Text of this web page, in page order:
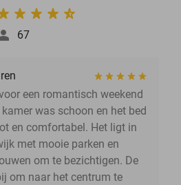
67
een romantisch weekend
was schoon en het bed
en comfortabel. Het ligt in
met mooie parken en
om te bezichtigen. De
om naar het centrum te